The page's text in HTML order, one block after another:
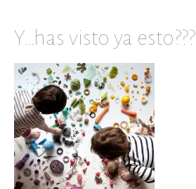
Y…has visto ya esto???